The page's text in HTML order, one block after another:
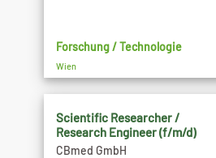
Forschung / Technologie
Wien
Scientific Researcher /
Research Engineer (f/m/d)
CBmed GmbH